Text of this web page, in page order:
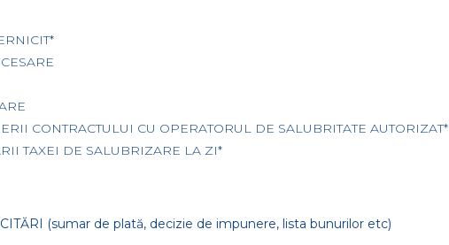
CONTRACTULUI CU OPERATORUL DE SALUBRITATE AUTORIZAT*
TAXEI DE SALUBRIZARE LA ZI*
(sumar de plată, decizie de impunere, lista bunurilor etc)